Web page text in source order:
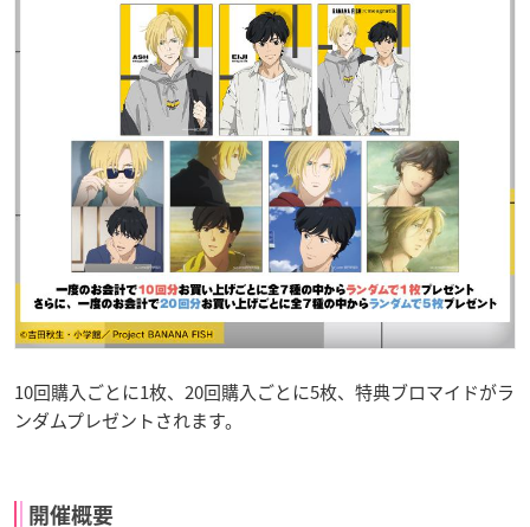
10回購入ごとに1枚、20回購入ごとに5枚、特典ブロマイドがラ
ンダムプレゼントされます。
開催概要